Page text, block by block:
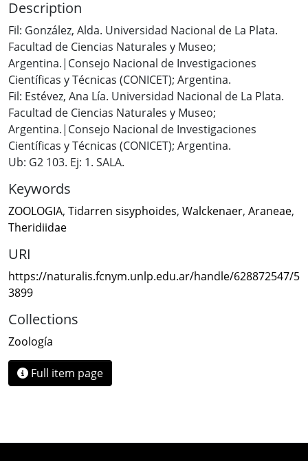
Description
Fil: González, Alda. Universidad Nacional de La Plata.
Facultad de Ciencias Naturales y Museo;
Argentina.|Consejo Nacional de Investigaciones
Científicas y Técnicas (CONICET); Argentina.
Fil: Estévez, Ana Lía. Universidad Nacional de La Plata.
Facultad de Ciencias Naturales y Museo;
Argentina.|Consejo Nacional de Investigaciones
Científicas y Técnicas (CONICET); Argentina.
Ub: G2 103. Ej: 1. SALA.
Keywords
ZOOLOGIA, Tidarren sisyphoides, Walckenaer, Araneae,
Theridiidae
URI
https://naturalis.fcnym.unlp.edu.ar/handle/628872547/5
3899
Collections
Zoología
Full item page